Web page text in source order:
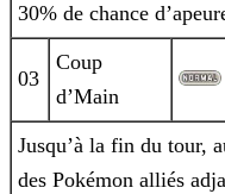
30% de chance
03
Coup
d’Main
Jusqu’à la fin du tour,
des Pokémon alliés